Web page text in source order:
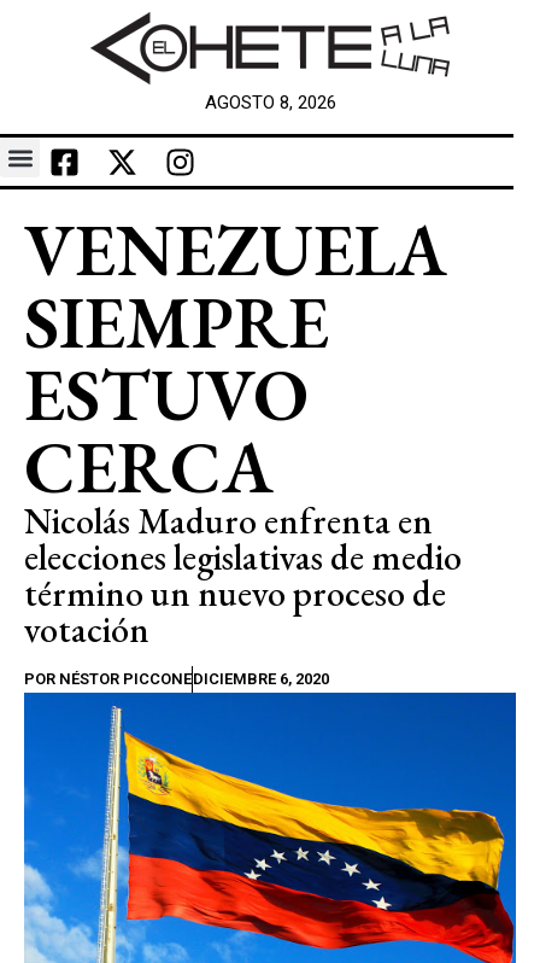
AGOSTO 8, 2026
VENEZUELA
SIEMPRE
ESTUVO
CERCA
Nicolás Maduro enfrenta en
elecciones legislativas de medio
término un nuevo proceso de
votación
POR NÉSTOR PICCONEDICIEMBRE 6, 2020